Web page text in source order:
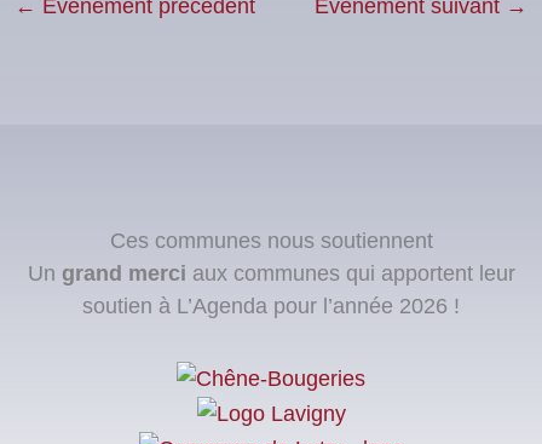
← Évènement précédent Évènement suivant →
Ces communes nous soutiennent
Un grand merci aux communes qui apportent leur
soutien à L’Agenda pour l’année 2026 !